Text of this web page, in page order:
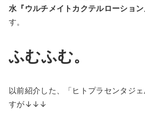
水『ウルチメイトカクテルローション
す。
ふむふむ。
以前紹介した、「ヒトプラセンタジ
すが↓↓↓